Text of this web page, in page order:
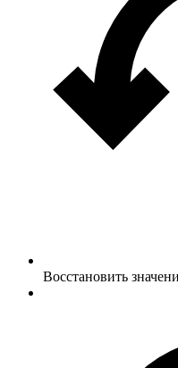
Восстановить